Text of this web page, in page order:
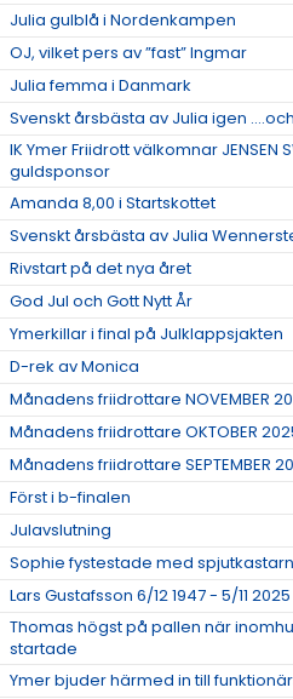
Julia gulblå i Nordenkampen
OJ, vilket pers av ”fast” Ingmar
Julia femma i Danmark
Svenskt årsbästa av Julia igen
IK Ymer Friidrott välkomnar JENSEN
guldsponsor
Amanda 8,00 i Startskottet
Svenskt årsbästa av Julia
Rivstart på det nya året
God Jul och Gott Nytt År
Ymerkillar i final på Julklappsjakten
D-rek av Monica
Månadens friidrottare NOVEMBER
Månadens friidrottare OKTOBER
Månadens friidrottare SEPTEMBER
Först i b-finalen
Julavslutning
Sophie fystestade med
Lars Gustafsson 6/12 1947 - 5/11 2025
Thomas högst på pallen när
startade
Ymer bjuder härmed in till